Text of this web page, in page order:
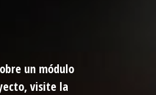
un módulo
visite la